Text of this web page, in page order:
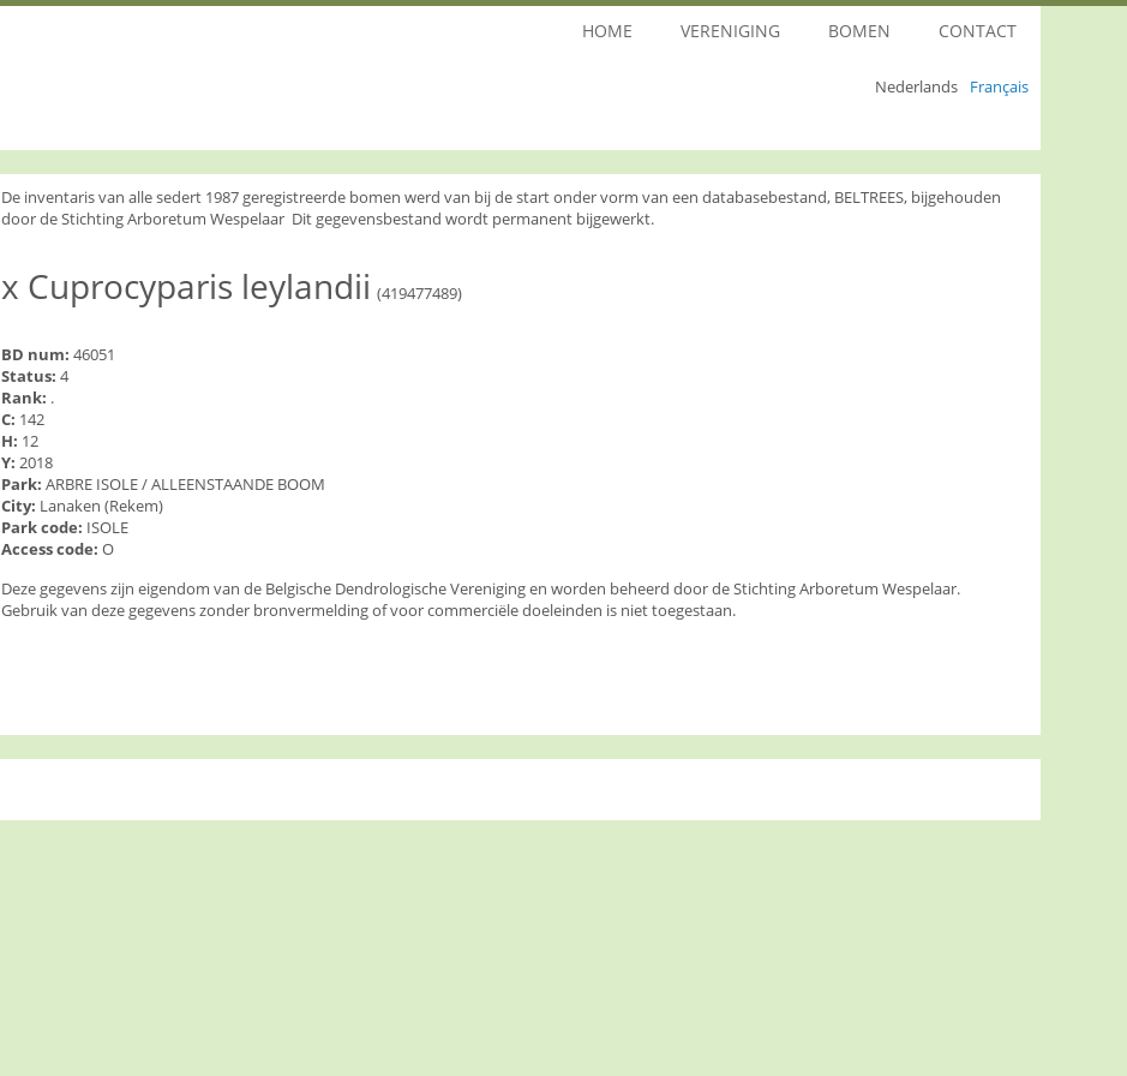
Nederlands Français
HOME VERENIGING BOMEN CONTACT
De inventaris van alle sedert 1987 geregistreerde bomen werd van bij de start onder vorm van een databasebestand, BELTREES, bijgehouden
door de Stichting Arboretum Wespelaar Dit gegevensbestand wordt permanent bijgewerkt.
x Cuprocyparis leylandii (419477489)
BD num: 46051
Status: 4
Rank: .
C: 142
H: 12
Y: 2018
Park: ARBRE ISOLE / ALLEENSTAANDE BOOM
City: Lanaken (Rekem)
Park code: ISOLE
Access code: O
Deze gegevens zijn eigendom van de Belgische Dendrologische Vereniging en worden beheerd door de Stichting Arboretum Wespelaar.
Gebruik van deze gegevens zonder bronvermelding of voor commerciële doeleinden is niet toegestaan.